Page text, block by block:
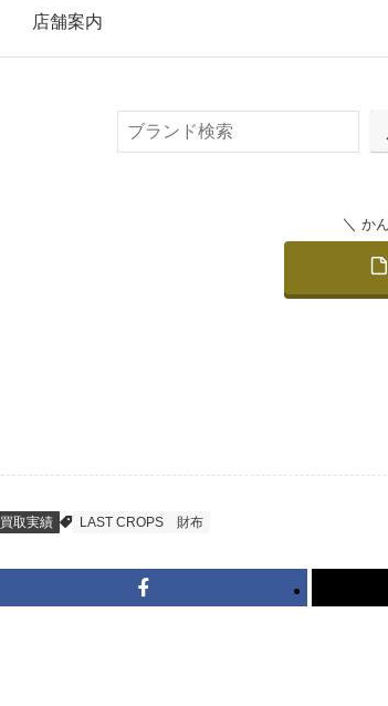
お申込み
または梱包材不要の「集荷申込」か
箱に売りたいお品をつめて、送るだ
到着即日に査定いたします。買取金
キャンセルも1点から可能、返送料も
か
店舗案内
＼ か
買取実績 LAST CROPS 財布